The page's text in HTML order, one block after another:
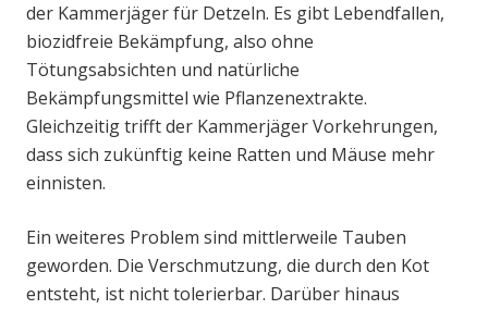
der Kammerjäger für Detzeln. Es gibt Lebendfallen,
biozidfreie Bekämpfung, also ohne
Tötungsabsichten und natürliche
Bekämpfungsmittel wie Pflanzenextrakte.
Gleichzeitig trifft der Kammerjäger Vorkehrungen,
dass sich zukünftig keine Ratten und Mäuse mehr
einnisten.
Ein weiteres Problem sind mittlerweile Tauben
geworden. Die Verschmutzung, die durch den Kot
entsteht, ist nicht tolerierbar. Darüber hinaus